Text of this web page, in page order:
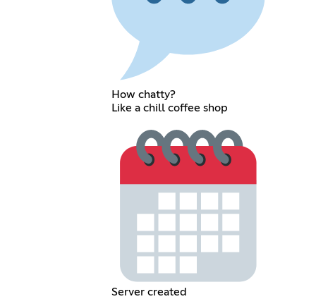
How chatty?
Like a chill coffee shop
Server created